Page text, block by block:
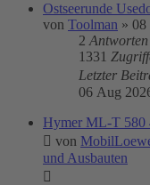
Ostseerunde
von Toolman » 08
2 Antworten
1331
Letzter
06 Aug
Hymer ML-T 580
von
und Ausbauten